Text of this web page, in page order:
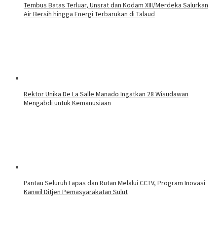
Tembus Batas Terluar, Unsrat dan Kodam XIII/Merdeka Salurkan
Air Bersih hingga Energi Terbarukan di Talaud
Rektor Unika De La Salle Manado Ingatkan 28 Wisudawan
Mengabdi untuk Kemanusiaan
Pantau Seluruh Lapas dan Rutan Melalui CCTV, Program Inovasi
Kanwil Ditjen Pemasyarakatan Sulut